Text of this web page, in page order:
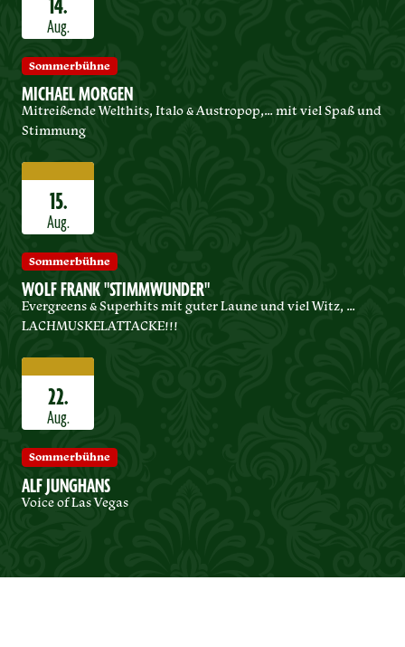
14.
Aug.
Sommerbühne
MICHAEL MORGEN
Mitreißende Welthits, Italo & Austropop,… mit viel Spaß und
Stimmung
15.
Aug.
Sommerbühne
WOLF FRANK "STIMMWUNDER"
Evergreens & Superhits mit guter Laune und viel Witz, …
LACHMUSKELATTACKE!!!
22.
Aug.
Sommerbühne
ALF JUNGHANS
Voice of Las Vegas